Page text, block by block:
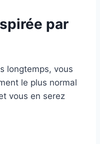
par
longtemps, vous
le plus normal
vous en serez